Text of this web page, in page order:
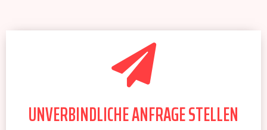
UNVERBINDLICHE ANFRAGE STELLEN